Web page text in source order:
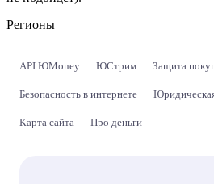
Регионы
API ЮMoney ЮСтрим Защита
Безопасность в интернете
Карта сайта Про деньги